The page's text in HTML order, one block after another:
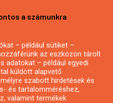
hírlevél
a számunkra
– például sütiket –
az eszközön tárolt
adatokat – például egyedi
küldött alapvető
szabott hirdetések és
és tartalomméréshez,
valamint termékek